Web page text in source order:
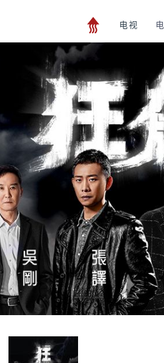
电视